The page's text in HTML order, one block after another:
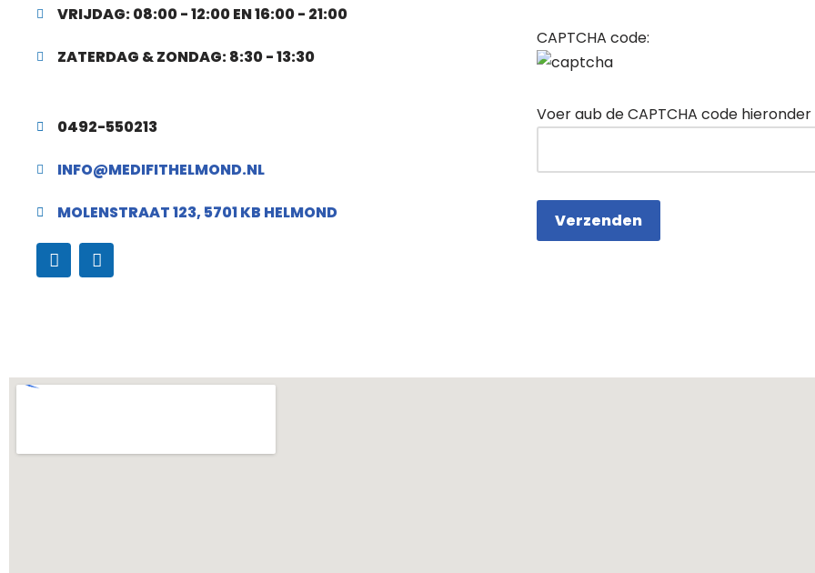
VRIJDAG: 08:00 - 12:00 EN 16:00 - 21:00
ZATERDAG & ZONDAG: 8:30 - 13:30
0492-550213
INFO@MEDIFITHELMOND.NL
MOLENSTRAAT 123, 5701 KB HELMOND
CAPTCHA code:
Voer aub de CAPTCHA code